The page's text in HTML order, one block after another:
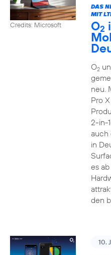
Credits: Microsoft
DAS
MIT
O2
O2
neu.
Pro
2-in-
auch
in
es ab
den
10.